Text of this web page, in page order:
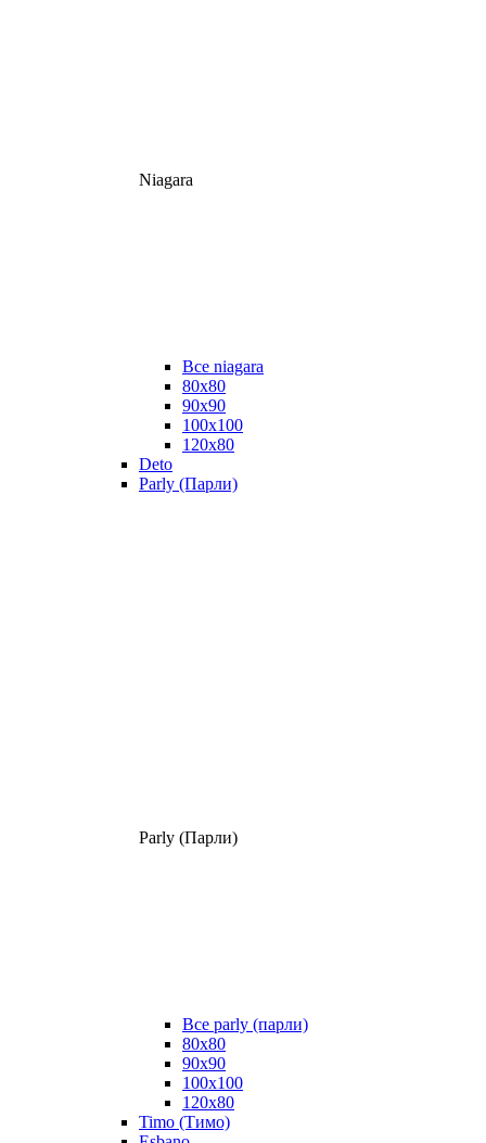
Niagara
Все niagara
80x80
90x90
100x100
120x80
Deto
Parly (Парли)
Parly (Парли)
Все parly (парли)
80x80
90x90
100x100
120x80
Timo (Тимо)